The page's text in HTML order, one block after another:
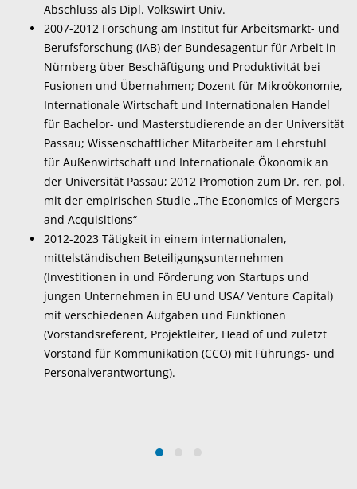
Abschluss als Dipl. Volkswirt Univ.
2007-2012 Forschung am Institut für Arbeitsmarkt- und
Berufsforschung (IAB) der Bundesagentur für Arbeit in
Nürnberg über Beschäftigung und Produktivität bei
Fusionen und Übernahmen; Dozent für Mikroökonomie,
Internationale Wirtschaft und Internationalen Handel
für Bachelor- und Masterstudierende an der Universität
Passau; Wissenschaftlicher Mitarbeiter am Lehrstuhl
für Außenwirtschaft und Internationale Ökonomik an
der Universität Passau; 2012 Promotion zum Dr. rer. pol.
mit der empirischen Studie „The Economics of Mergers
and Acquisitions“
2012-2023 Tätigkeit in einem internationalen,
mittelständischen Beteiligungsunternehmen
(Investitionen in und Förderung von Startups und
jungen Unternehmen in EU und USA/ Venture Capital)
mit verschiedenen Aufgaben und Funktionen
(Vorstandsreferent, Projektleiter, Head of und zuletzt
Vorstand für Kommunikation (CCO) mit Führungs- und
Personalverantwortung).